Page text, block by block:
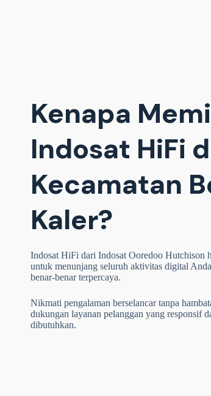
Kenapa
Indosat HiFi
Kecamatan
Kaler?
Indosat HiFi dari Indosat Ooredoo Hutchison
untuk menunjang seluruh aktivitas digital
benar-benar terpercaya.
Nikmati pengalaman berselancar tanpa
dukungan layanan pelanggan yang responsif
dibutuhkan.